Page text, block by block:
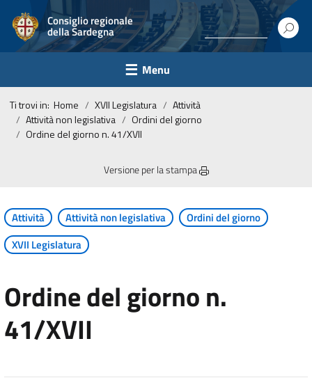
Consiglio regionale
della Sardegna
Menu
Ti trovi in: Home XVII Legislatura
Attività
Attività non legislativa
Ordini del giorno
Ordine del giorno n. 41/XVII
Versione per la stampa
Attività Attività non legislativa
Ordini del giorno
XVII Legislatura
Ordine del giorno n.
41/XVII